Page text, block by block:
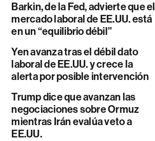
Barkin, de la Fed, advierte que el
mercado laboral de EE.UU. está
en un “equilibrio débil”
Yen avanza tras el débil dato
laboral de EE.UU. y crece la
alerta por posible intervención
Trump dice que avanzan las
negociaciones sobre Ormuz
mientras Irán evalúa veto a
EE.UU.